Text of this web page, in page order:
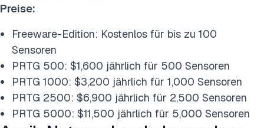
Preise:
Freeware-Edition: Kostenlos für bis zu 100
Sensoren
PRTG 500: $1,600 jährlich für 500 Sensoren
PRTG 1000: $3,200 jährlich für 1,000 Sensoren
PRTG 2500: $6,900 jährlich für 2,500 Sensoren
PRTG 5000: $11,500 jährlich für 5,000 Sensoren